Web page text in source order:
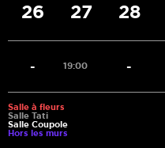
26 27 28
- 19:00 -
Salle à fleurs
Salle Tati
Salle Coupole
Hors les murs